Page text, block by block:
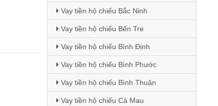
Vay tiền hộ chiếu Bắc Ninh
Vay tiền hộ chiếu Bến Tre
Vay tiền hộ chiếu Bình Định
Vay tiền hộ chiếu Bình Phước
Vay tiền hộ chiếu Bình Thuận
Vay tiền hộ chiếu Cà Mau